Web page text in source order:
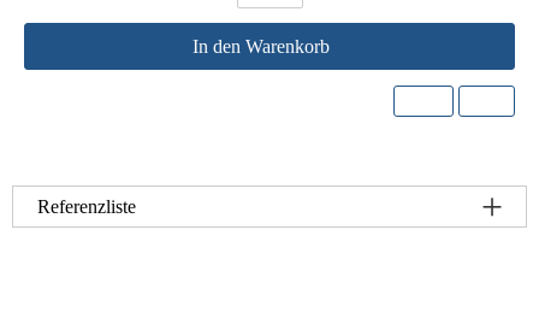
In den Warenkorb
Referenzliste